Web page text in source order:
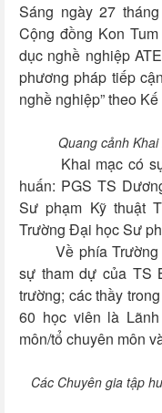
Sáng ngày 27
Cộng đồng Kon
dục nghề nghiệp
phương pháp tiếp
nghề nghiệp” theo
Quang cảnh
Khai mạc có sự
huấn: PGS TS
Sư phạm Kỹ thuật
Trường Đại học Sư
Về phía Trường
sự tham dự của TS
trường; các thầy
60 học viên là
môn/tổ chuyên môn
Các Chuyên gia tập